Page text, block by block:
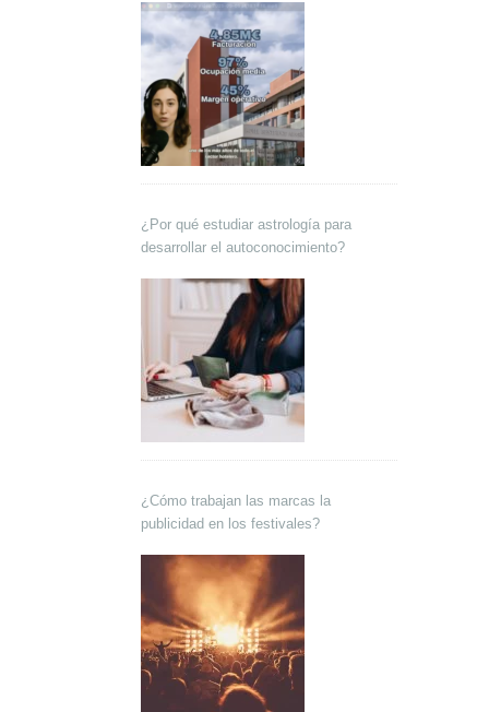
¿Por qué estudiar astrología para
desarrollar el autoconocimiento?
¿Cómo trabajan las marcas la
publicidad en los festivales?